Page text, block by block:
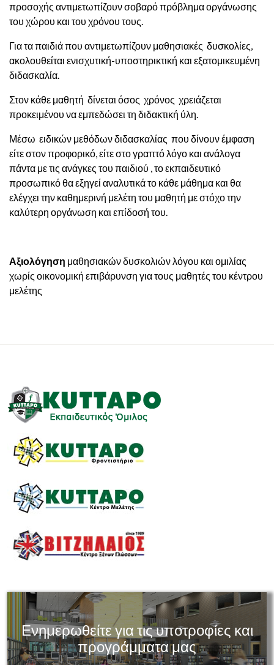
προσοχής αντιμετωπίζουν σοβαρό πρόβλημα οργάνωσης
του χώρου και του χρόνου τους.
Για τα παιδιά που αντιμετωπίζουν μαθησιακές δυσκολίες,
ακολουθείται ενισχυτική-υποστηρικτική και εξατομικευμένη
διδασκαλία.
Στον κάθε μαθητή δίνεται όσος χρόνος χρειάζεται
προκειμένου να εμπεδώσει τη διδακτική ύλη.
Μέσω ειδικών μεθόδων διδασκαλίας που δίνουν έμφαση
είτε στον προφορικό, είτε στο γραπτό λόγο και ανάλογα
πάντα με τις ανάγκες του παιδιού , το εκπαιδευτικό
προσωπικό θα εξηγεί αναλυτικά το κάθε μάθημα και θα
ελέγχει την καθημερινή μελέτη του μαθητή με στόχο την
καλύτερη οργάνωση και επίδοσή του.
Αξιολόγηση μαθησιακών δυσκολιών λόγου και ομιλίας
χωρίς οικονομική επιβάρυνση για τους μαθητές του κέντρου
μελέτης
Ενημερωθείτε για τις υποτροφίες και
προγράμματα μας